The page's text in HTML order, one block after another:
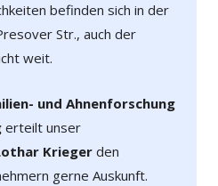
befinden sich in der
Str., auch der
weit.
und Ahnenforschung
erteilt unser
Krieger den
gerne Auskunft.